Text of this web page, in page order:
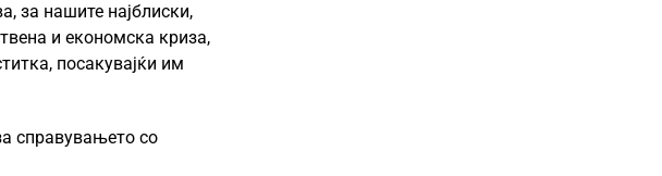
за нашите најблиски,
и економска криза,
посакувајќи им
справувањето со